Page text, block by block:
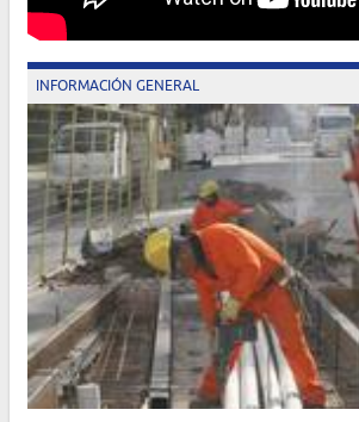
INFORMACIÓN GENERAL